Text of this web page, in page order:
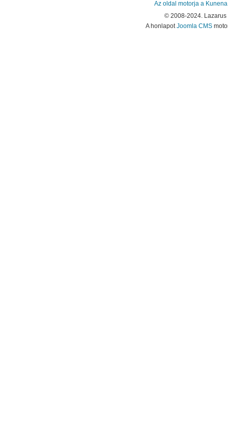
Az oldal motorja a
© 2008-2024.
A honlapotJoomla CMS